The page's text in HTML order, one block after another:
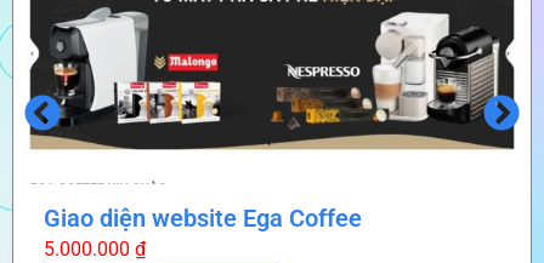
Giao diện website Ega Coffee
5.000.000 ₫